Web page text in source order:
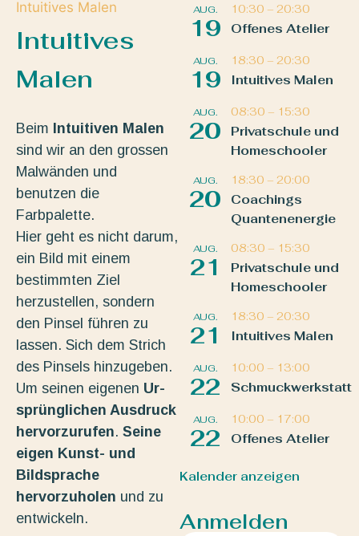
Intuitives Malen
Intuitives
Malen
Beim Intuitiven Malen
sind wir an den grossen
Malwänden und
benutzen die
Farbpalette.
Hier geht es nicht darum,
ein Bild mit einem
bestimmten Ziel
herzustellen, sondern
den Pinsel führen zu
lassen. Sich dem Strich
des Pinsels hinzugeben.
Um seinen eigenen Ur-
sprünglichen Ausdruck
hervorzurufen. Seine
eigen Kunst- und
Bildsprache
hervorzuholen und zu
entwickeln.
AUG.
19
10:30 – 20:30
Offenes Atelier
AUG.
19
18:30 – 20:30
Intuitives Malen
AUG.
20
08:30 – 15:30
Privatschule und
Homeschooler
AUG.
20
18:30 – 20:00
Coachings
Quantenenergie
AUG.
21
08:30 – 15:30
Privatschule und
Homeschooler
AUG.
21
18:30 – 20:30
Intuitives Malen
AUG.
22
10:00 – 13:00
Schmuckwerkstatt
AUG.
22
10:00 – 17:00
Offenes Atelier
Kalender anzeigen
Anmelden